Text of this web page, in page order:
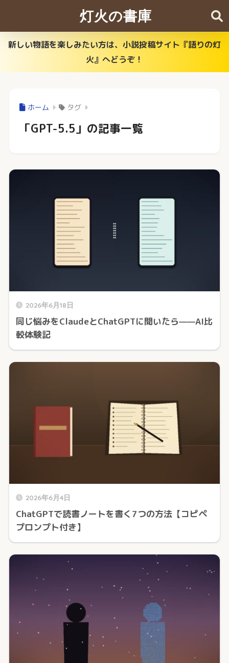
灯火の書庫
新しい物語を楽しみたい方は、小説投稿サイト『語りの灯
火』へどうぞ！
ホーム タグ
「GPT-5.5」の記事一覧
2026年6月18日
同じ悩みをClaudeとChatGPTに聞いたら——AI比
較体験記
2026年6月4日
ChatGPTで読書ノートを書く7つの方法【コピペ
プロンプト付き】